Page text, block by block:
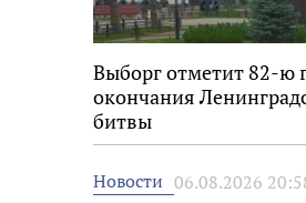
Выборг отметит 82-ю
окончания
битвы
Новости 06.08.2026